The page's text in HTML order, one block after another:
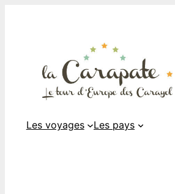
Les voyages Les pays